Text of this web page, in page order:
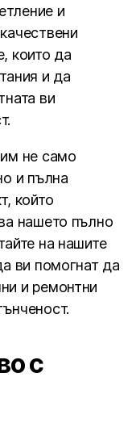
и
които да
и да
ви
не само
и пълна
който
нашето пълно
на нашите
ви помогнат да
и ремонтни
с